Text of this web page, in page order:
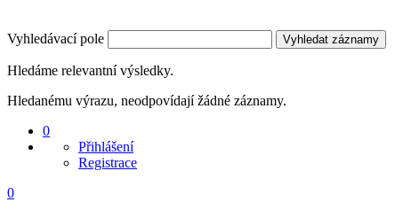
Vyhledávací pole Vyhledat záznamy
Hledáme relevantní výsledky.
Hledanému výrazu, neodpovídají žádné záznamy.
0
Přihlášení
Registrace
0